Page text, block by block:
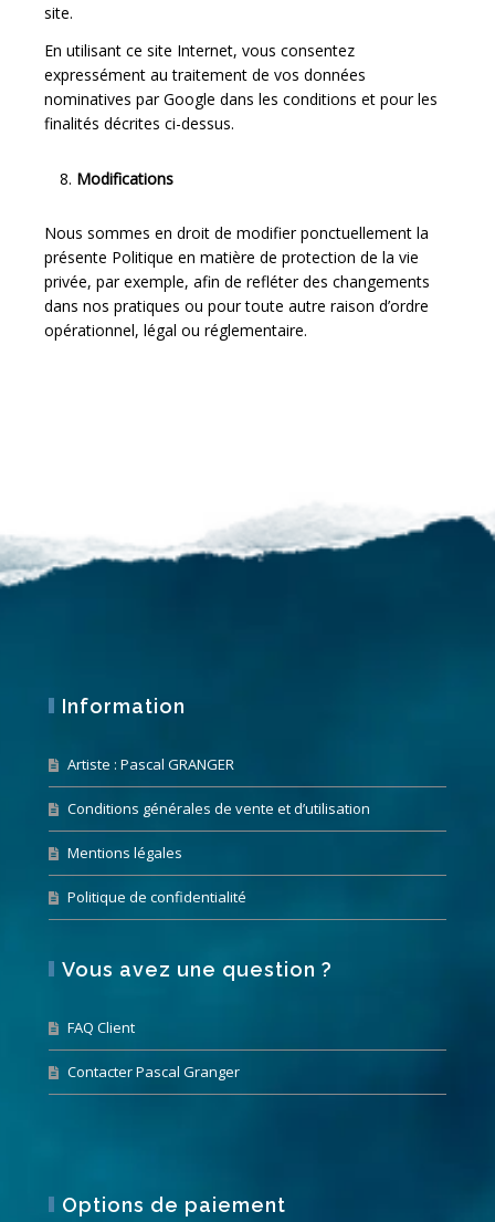
site.
En utilisant ce site Internet, vous consentez
expressément au traitement de vos données
nominatives par Google dans les conditions et pour les
finalités décrites ci-dessus.
Modifications
Nous sommes en droit de modifier ponctuellement la
présente Politique en matière de protection de la vie
privée, par exemple, afin de refléter des changements
dans nos pratiques ou pour toute autre raison d’ordre
opérationnel, légal ou réglementaire.
Information
Artiste : Pascal GRANGER
Conditions générales de vente et d’utilisation
Mentions légales
Politique de confidentialité
Vous avez une question ?
FAQ Client
Contacter Pascal Granger
Options de paiement